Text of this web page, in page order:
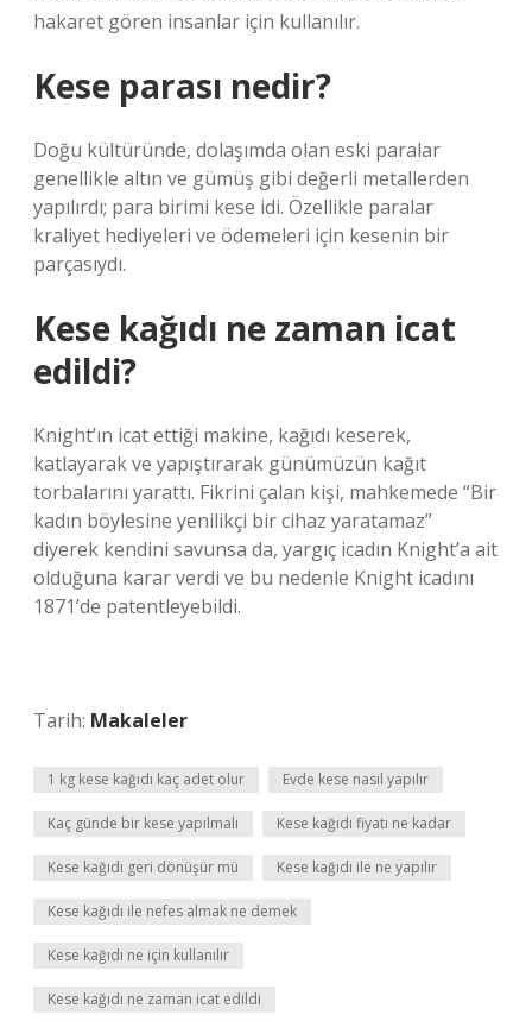
hakaret gören insanlar için kullanılır.
Kese parası nedir?
Doğu kültüründe, dolaşımda olan eski paralar
genellikle altın ve gümüş gibi değerli metallerden
yapılırdı; para birimi kese idi. Özellikle paralar
kraliyet hediyeleri ve ödemeleri için kesenin bir
parçasıydı.
Kese kağıdı ne zaman icat
edildi?
Knight’ın icat ettiği makine, kağıdı keserek,
katlayarak ve yapıştırarak günümüzün kağıt
torbalarını yarattı. Fikrini çalan kişi, mahkemede “Bir
kadın böylesine yenilikçi bir cihaz yaratamaz”
diyerek kendini savunsa da, yargıç icadın Knight’a ait
olduğuna karar verdi ve bu nedenle Knight icadını
1871’de patentleyebildi.
Tarih: Makaleler
1 kg kese kağıdı kaç adet olur Evde kese nasıl yapılır
Kaç günde bir kese yapılmalı Kese kağıdı fiyatı ne kadar
Kese kağıdı geri dönüşür mü Kese kağıdı ile ne yapılır
Kese kağıdı ile nefes almak ne demek
Kese kağıdı ne için kullanılır
Kese kağıdı ne zaman icat edildi